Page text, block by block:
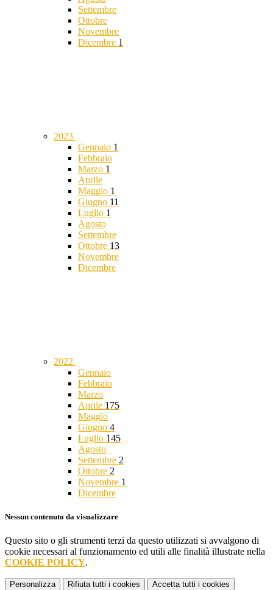
Settembre
Ottobre
Novembre
Dicembre 1
2023
Gennaio 1
Febbraio
Marzo 1
Aprile
Maggio 1
Giugno 11
Luglio 1
Agosto
Settembre
Ottobre 13
Novembre
Dicembre
2022
Gennaio
Febbraio
Marzo
Aprile 175
Maggio
Giugno 4
Luglio 145
Agosto
Settembre 2
Ottobre 2
Novembre 1
Dicembre
Nessun contenuto da visualizzare
Questo sito o gli strumenti terzi da questo utilizzati si avvalgono di
cookie necessari al funzionamento ed utili alle finalità illustrate nella
COOKIE POLICY.
Personalizza Rifiuta tutti i cookies Accetta tutti i cookies